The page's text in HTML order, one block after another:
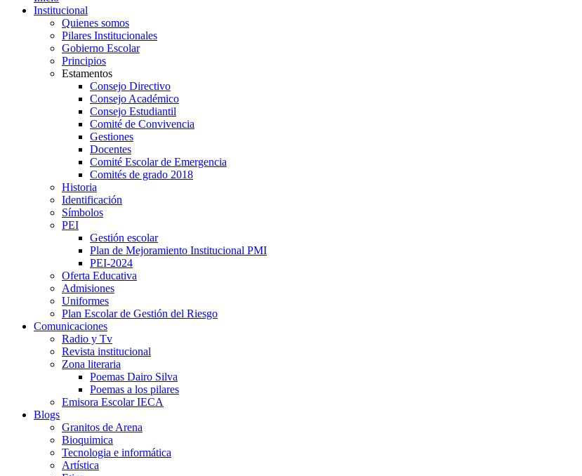
Institucional
Quienes somos
Pilares Institucionales
Gobierno Escolar
Principios
Estamentos
Consejo Directivo
Consejo Académico
Consejo Estudiantil
Comité de Convivencia
Gestiones
Docentes
Comité Escolar de Emergencia
Comités de grado 2018
Historia
Identificación
Símbolos
PEI
Gestión escolar
Plan de Mejoramiento Institucional PMI
PEI-2024
Oferta Educativa
Admisiones
Uniformes
Plan Escolar de Gestión del Riesgo
Comunicaciones
Radio y Tv
Revista institucional
Zona literaria
Poemas Dairo Silva
Poemas a los pilares
Emisora Escolar IECA
Blogs
Granitos de Arena
Bioquimica
Tecnologia e informática
Artística